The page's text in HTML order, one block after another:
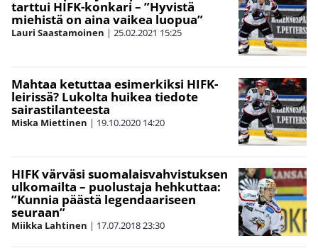
tarttui HIFK-konkari – ”Hyvistä
miehistä on aina vaikea luopua”
Lauri Saastamoinen | 25.02.2021 15:25
Mahtaa ketuttaa esimerkiksi HIFK-
leirissä? Lukolta huikea tiedote
sairastilanteesta
Miska Miettinen | 19.10.2020 14:20
HIFK värväsi suomalaisvahvistuksen
ulkomailta – puolustaja hehkuttaa:
”Kunnia päästä legendaariseen
seuraan”
Miikka Lahtinen | 17.07.201823:30